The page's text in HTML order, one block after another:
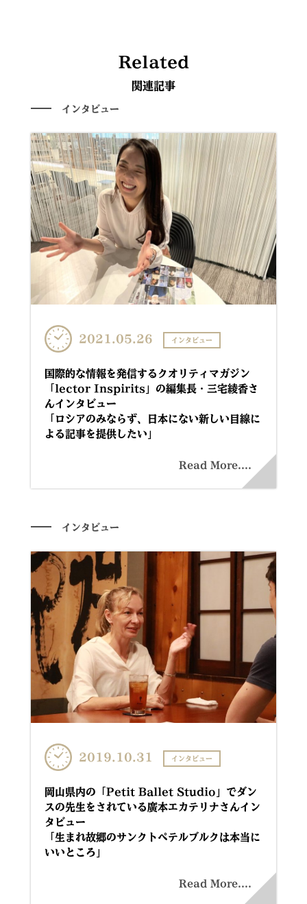
Related
関連記事
インタビュー
2021.05.26 インタビュー
国際的な情報を発信するクオリティマガジン
「lector Inspirits」の編集長・三宅綾香さ
んインタビュー
「ロシアのみならず、日本にない新しい目線に
よる記事を提供したい」
Read More....
インタビュー
2019.10.31 インタビュー
岡山県内の「Petit Ballet Studio」でダン
スの先生をされている廣本エカテリナさんイン
タビュー
「生まれ故郷のサンクトペテルブルクは本当に
いいところ」
Read More....